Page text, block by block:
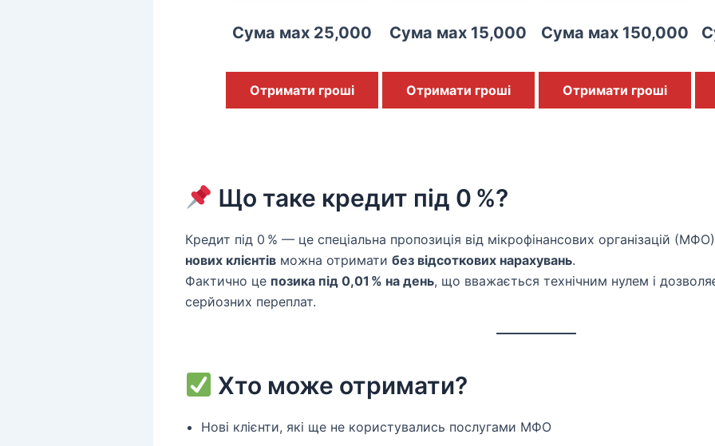
Сума мах 25,000
Отримати гроші
Сума мах 15,000
Отримати гроші
Сума мах 150,000
Отримати гроші
Що таке кредит під 0 %?
Кредит під 0 % — це спеціальна пропозиція від мікрофінансових організацій
нових клієнтів можна отримати без відсоткових нарахувань.
Фактично це позика під 0,01 % на день, що вважається технічним нулем і
серйозних переплат.
Хто може отримати?
Нові клієнти, які ще не користувались послугами МФО